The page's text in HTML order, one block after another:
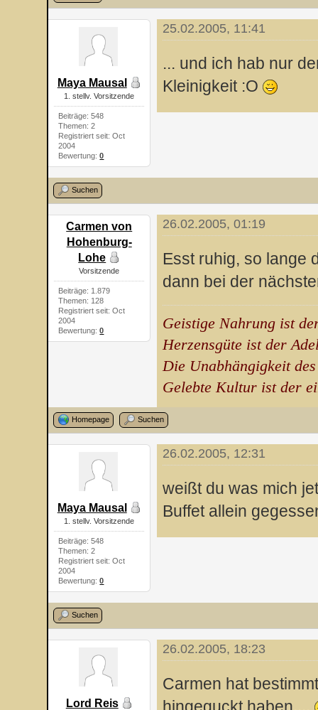
Maya Mausal
1. stellv. Vorsitzende
Beiträge: 548
Themen: 2
Registriert seit: Oct
2004
Bewertung:0
25.02.2005, 11:41
... und ich hab nur
Kleinigkeit :O
Suchen
Carmen von
Hohenburg-
Lohe
Vorsitzende
Beiträge: 1.879
Themen: 128
Registriert seit: Oct
2004
Bewertung:0
26.02.2005, 01:19
Esst ruhig, so lange
dann bei der
Geistige Nahrung ist
Herzensgüte ist der
Die Unabhängigkeit
Gelebte Kultur ist der
Homepage Suchen
Maya Mausal
1. stellv. Vorsitzende
Beiträge: 548
Themen: 2
Registriert seit: Oct
2004
Bewertung:0
26.02.2005, 12:31
weißt du was mich
Buffet allein
Suchen
Lord Reis
26.02.2005, 18:23
Carmen hat